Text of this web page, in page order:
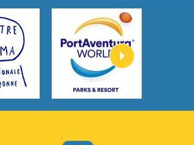
Heaven On Your Mind
Kygo
Heart On Fire
Lovecats
Hate that i made you love me
Ariana Grande –